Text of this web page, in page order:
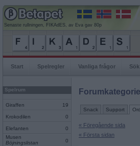
Senaste rullningen, FIKAdES, av Eva gav 80p
Start Spelregler Vanliga frågor
Spelrum
Giraffen 19
Krokodilen 0
Elefanten
0
Musen
Böjningslistan
0
Snack Support
« Föregående sida
« Första sidan